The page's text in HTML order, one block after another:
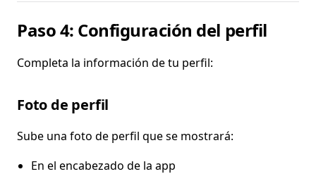
Paso 4: Configuración del perfil
Completa la información de tu perfil:
Foto de perfil
Sube una foto de perfil que se mostrará:
En el encabezado de la app